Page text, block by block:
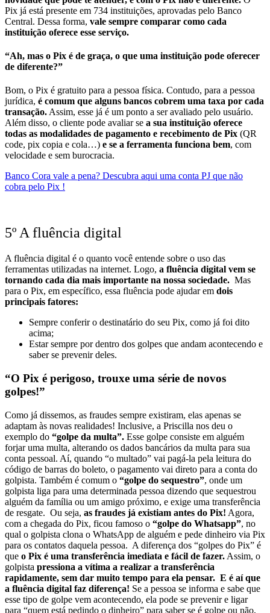
Pix já está presente em 734 instituições, aprovadas pelo Banco
Central. Dessa forma, vale sempre comparar como cada
instituição oferece esse serviço.
“Ah, mas o Pix é de graça, o que uma instituição pode oferecer
de diferente?”
Bom, o Pix é gratuito para a pessoa física. Contudo, para a pessoa
jurídica, é comum que alguns bancos cobrem uma taxa por cada
transação. Assim, esse já é um ponto a ser avaliado pelo usuário.
Além disso, o cliente pode avaliar se a sua instituição oferece
todas as modalidades de pagamento e recebimento de Pix (QR
code, pix copia e cola…) e se a ferramenta funciona bem, com
velocidade e sem burocracia.
Banco Cora vale a pena? Descubra aqui uma conta PJ que não
cobra pelo Pix !
5º A fluência digital
A fluência digital é o quanto você entende sobre o uso das
ferramentas utilizadas na internet. Logo, a fluência digital vem se
tornando cada dia mais importante na nossa sociedade. Mas
para o Pix, em específico, essa fluência pode ajudar em dois
principais fatores:
Sempre conferir o destinatário do seu Pix, como já foi dito
acima;
Estar sempre por dentro dos golpes que andam acontecendo e
saber se prevenir deles.
“O Pix é perigoso, trouxe uma série de novos
golpes!”
Como já dissemos, as fraudes sempre existiram, elas apenas se
adaptam às novas realidades! Inclusive, a Priscilla nos deu o
exemplo do “golpe da multa”. Esse golpe consiste em alguém
forjar uma multa, alterando os dados bancários da multa para sua
conta pessoal. Aí, quando “o multado” vai pagá-la pela leitura do
código de barras do boleto, o pagamento vai direto para a conta do
golpista. Também é comum o “golpe do sequestro”, onde um
golpista liga para uma determinada pessoa dizendo que sequestrou
alguém da família ou um amigo próximo, e exige uma transferência
de resgate. Ou seja, as fraudes já existiam antes do Pix! Agora,
com a chegada do Pix, ficou famoso o “golpe do Whatsapp”, no
qual o golpista clona o WhatsApp de alguém e pede dinheiro via Pix
para os contatos daquela pessoa. A diferença dos “golpes do Pix” é
que o Pix é uma transferência imediata e fácil de fazer. Assim, o
golpista pressiona a vítima a realizar a transferência
rapidamente, sem dar muito tempo para ela pensar. E é aí que
a fluência digital faz diferença! Se a pessoa se informa e sabe que
esse tipo de golpe vem acontecendo, ela pode se prevenir e ligar
para “quem está pedindo o dinheiro” para saber se é golpe ou não,